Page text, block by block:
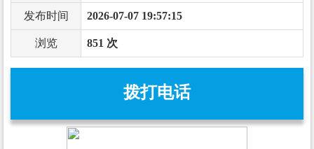
发布时间 2026-07-07 19:57:15
浏览 851 次
拨打电话